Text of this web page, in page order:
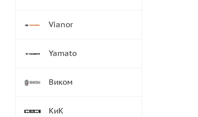
Vianor
Yamato
Виком
КиК